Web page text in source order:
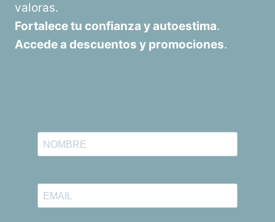
valoras.
Fortalece tu confianza y autoestima.
Accede a descuentos y promociones.